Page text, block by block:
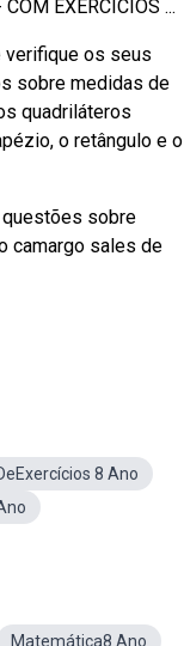
EXERCÍCIOS ...
verifique os seus
sobre medidas de
quadriláteros
o retângulo e o
questões sobre
camargo sales de
8 Ano
Matemática8 Ano